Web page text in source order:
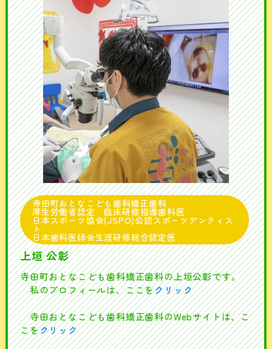
寺田町おとなこども歯科矯正歯科
厚生労働省認定 臨床研修指導歯科医
日本スポーツ協会(JSPO)公認スポーツデンティス
ト
日本歯科医師会生涯研修総合認定医
上垣 公彰
寺田町おとなこども歯科矯正歯科の上垣公彰です。
私のプロフィールは、ここをクリック
寺田おとなこども歯科矯正歯科のWebサイトは、こ
こをクリック